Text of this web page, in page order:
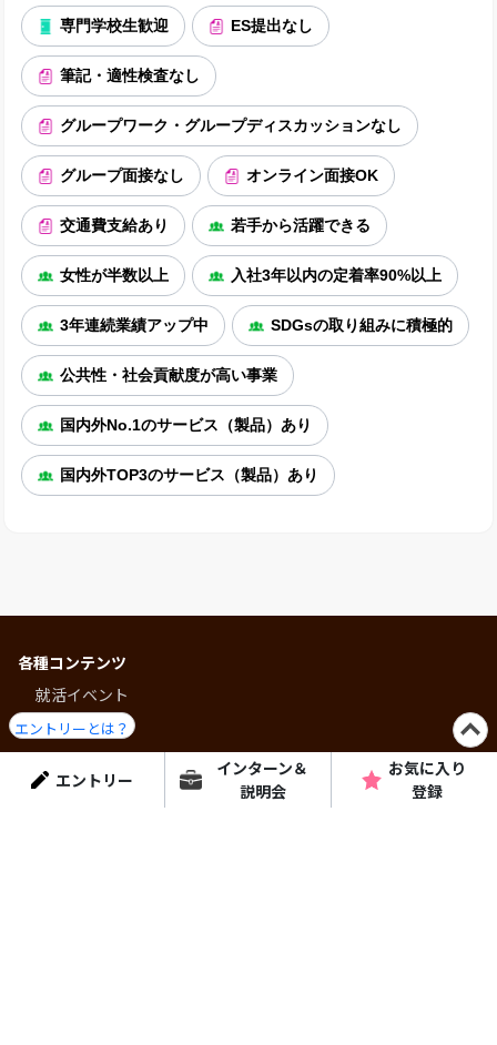
専門学校生歓迎 ES提出なし
筆記・適性検査なし
グループワーク・グループディスカッションなし
グループ面接なし オンライン面接OK
交通費支給あり 若手から活躍できる
女性が半数以上 入社3年以内の定着率90%以上
3年連続業績アップ中 SDGsの取り組みに積極的
公共性・社会貢献度が高い事業
国内外No.1のサービス（製品）あり
国内外TOP3のサービス（製品）あり
エントリー
エントリーとは？
インターン＆
説明会
お気に入り
登録
各種コンテンツ
就活イベント
企業検索
インターンシップ・説明会
就活プログラム